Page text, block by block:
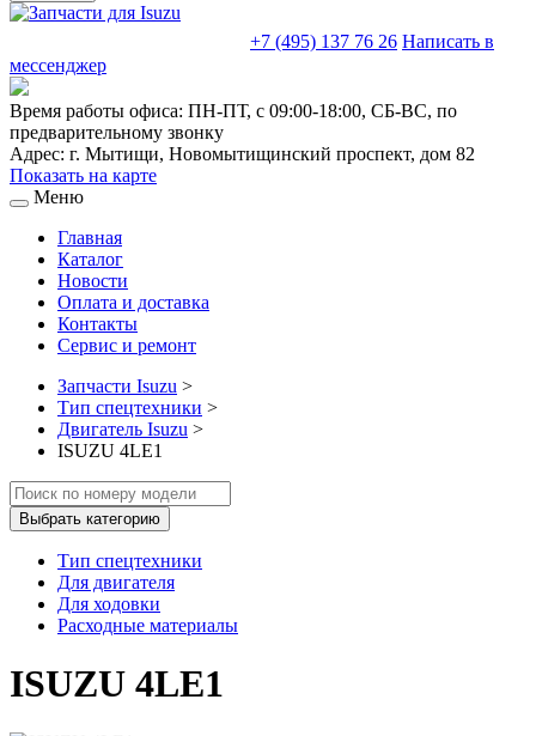
+7 (495) 137 76 26 Написать в
мессенджер
Время работы офиса: ПН-ПТ, с 09:00-18:00, СБ-ВС, по
предварительному звонку
Адрес: г. Мытищи, Новомытищинский проспект, дом 82
Показать на карте
Меню
Главная
Каталог
Новости
Оплата и доставка
Контакты
Сервис и ремонт
Запчасти Isuzu >
Тип спецтехники >
Двигатель Isuzu >
ISUZU 4LE1
Выбрать категорию
Тип спецтехники
Для двигателя
Для ходовки
Расходные материалы
ISUZU 4LE1